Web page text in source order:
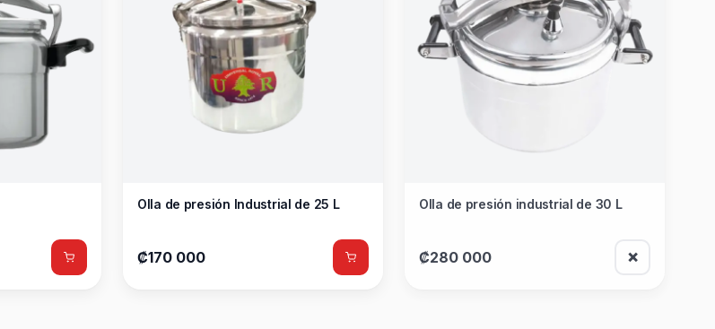
Olla de presión Industrial de 25 L
₡170 000
Olla de presión industrial de 30 L
₡280 000 ❌